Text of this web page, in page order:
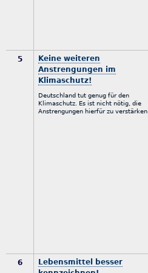
5
Keine weiteren
Anstrengungen im
Klimaschutz!
Deutschland tut genug für den
Klimaschutz. Es ist nicht nötig, die
Anstrengungen hierfür zu verstärken.
6
Lebensmittel besser